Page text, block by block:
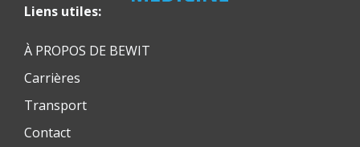
Liens utiles:
À PROPOS DE BEWIT
Carrières
Transport
Contact